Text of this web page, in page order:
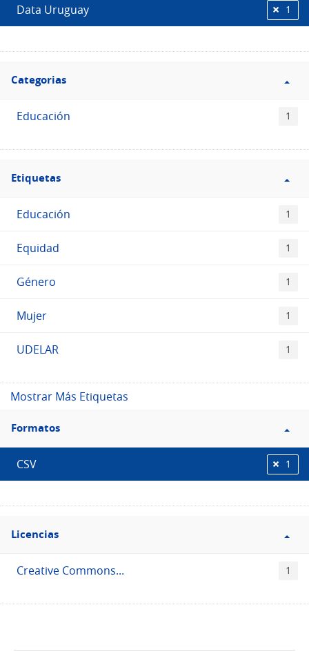
Data Uruguay 1
Filtro
Categorias
Categorias
Educación 1
Filtro
Etiquetas
Etiquetas
Educación 1
Equidad 1
Género 1
Mujer 1
UDELAR 1
Mostrar Más Etiquetas
Filtro
Formatos
Formatos
CSV 1
Filtro
Licencias
Licencias
Creative Commons... 1